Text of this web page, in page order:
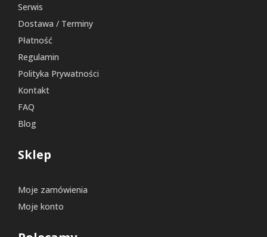
Serwis
Dostawa / Terminy
Płatność
Regulamin
Polityka Prywatności
Kontakt
FAQ
Blog
Sklep
Moje zamówienia
Moje konto